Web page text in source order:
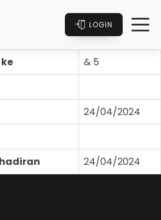
LOGIN
& 5
24/04/2024
24/04/2024